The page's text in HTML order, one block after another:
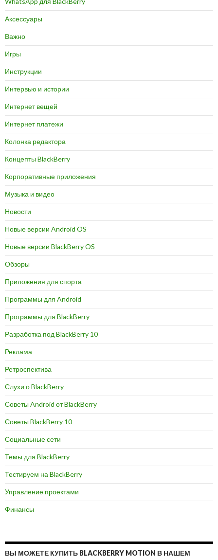
Аксессуары
Важно
Игры
Инструкции
Интервью и истории
Интернет вещей
Интернет платежи
Колонка редактора
Концепты BlackBerry
Корпоративные приложения
Музыка и видео
Новости
Новые версии Android OS
Новые версии BlackBerry OS
Обзоры
Приложения для спорта
Программы для Android
Программы для BlackBerry
Разработка под BlackBerry 10
Реклама
Ретроспектива
Слухи о BlackBerry
Советы Android от BlackBerry
Советы BlackBerry 10
Социальные сети
Темы для BlackBerry
Тестируем на BlackBerry
Управление проектами
Финансы
ВЫ МОЖЕТЕ КУПИТЬ BLACKBERRY MOTION В НАШЕМ